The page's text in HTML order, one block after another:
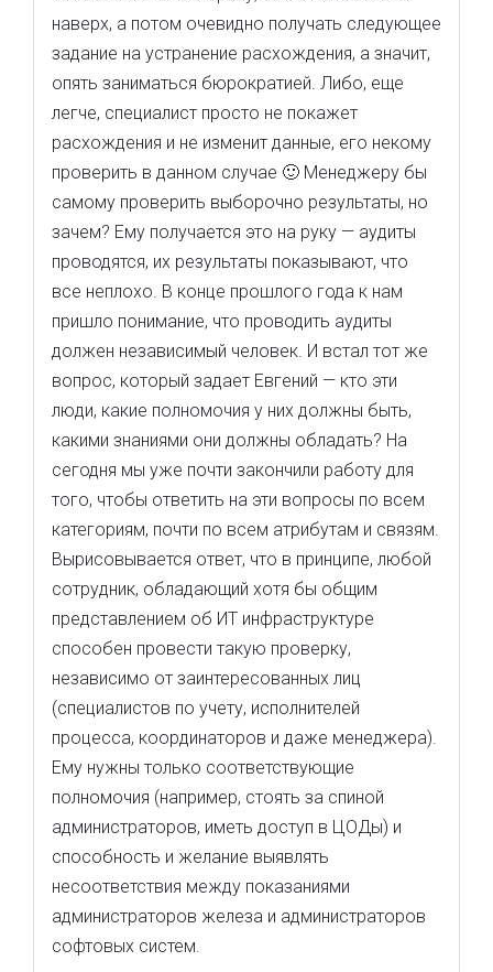
наверх, а потом очевидно получать следующее
задание на устранение расхождения, а значит,
опять заниматься бюрократией. Либо, еще
легче, специалист просто не покажет
расхождения и не изменит данные, его некому
проверить в данном случае 🙂 Менеджеру бы
самому проверить выборочно результаты, но
зачем? Ему получается это на руку — аудиты
проводятся, их результаты показывают, что
все неплохо. В конце прошлого года к нам
пришло понимание, что проводить аудиты
должен независимый человек. И встал тот же
вопрос, который задает Евгений — кто эти
люди, какие полномочия у них должны быть,
какими знаниями они должны обладать? На
сегодня мы уже почти закончили работу для
того, чтобы ответить на эти вопросы по всем
категориям, почти по всем атрибутам и связям.
Вырисовывается ответ, что в принципе, любой
сотрудник, обладающий хотя бы общим
представлением об ИТ инфраструктуре
способен провести такую проверку,
независимо от заинтересованных лиц
(специалистов по учету, исполнителей
процесса, координаторов и даже менеджера).
Ему нужны только соответствующие
полномочия (например, стоять за спиной
администраторов, иметь доступ в ЦОДы) и
способность и желание выявлять
несоответствия между показаниями
администраторов железа и администраторов
софтовых систем.